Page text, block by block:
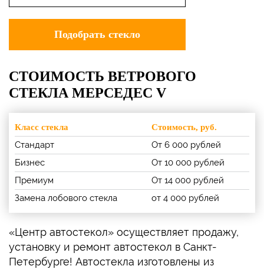
СТОИМОСТЬ ВЕТРОВОГО
СТЕКЛА МЕРСЕДЕС V
Класс стекла Стоимость, руб.
Стандарт
От 6 000 рублей
Бизнес
От 10 000 рублей
Премиум
От 14 000 рублей
Замена лобового стекла
от 4 000 рублей
«Центр автостекол» осуществляет продажу,
установку и ремонт автостекол в Санкт-
Петербурге! Автостекла изготовлены из